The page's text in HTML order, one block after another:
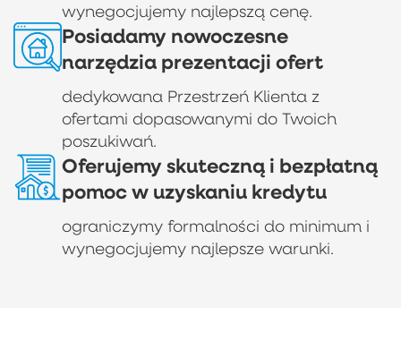
wynegocjujemy najlepszą cenę.
Posiadamy nowoczesne
narzędzia prezentacji ofert
dedykowana Przestrzeń Klienta z
ofertami dopasowanymi do Twoich
poszukiwań.
Oferujemy skuteczną i bezpłatną
pomoc w uzyskaniu kredytu
ograniczymy formalności do minimum i
wynegocjujemy najlepsze warunki.